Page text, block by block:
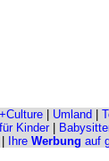
Umland
Kinder|
Ihre Werbung auf